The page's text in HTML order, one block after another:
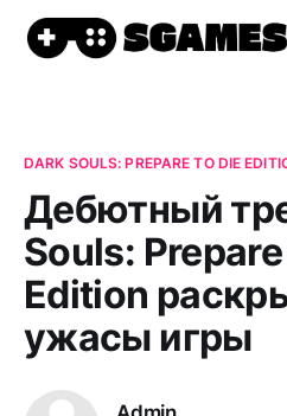
DARK SOULS: PREPARE TO DIE
Дебютный
Souls:
Edition
ужасы игры